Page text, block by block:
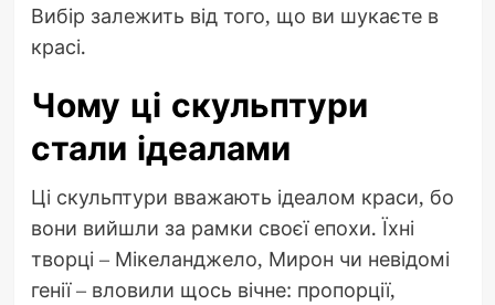
Вибір залежить від того, що ви шукаєте в
красі.
Чому ці скульптури
стали ідеалами
Ці скульптури вважають ідеалом краси, бо
вони вийшли за рамки своєї епохи. Їхні
творці – Мікеланджело, Мирон чи невідомі
генії – вловили щось вічне: пропорції,